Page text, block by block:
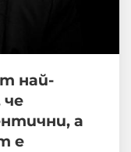
най-
а
е